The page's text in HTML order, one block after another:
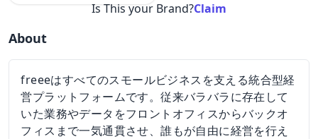
Is This your Brand?Claim
About
freeeはすべてのスモールビジネスを支える統合型経
営プラットフォームです。従来バラバラに存在して
いた業務やデータをフロントオフィスからバックオ
フィスまで一気通貫させ、誰もが自由に経営を行え